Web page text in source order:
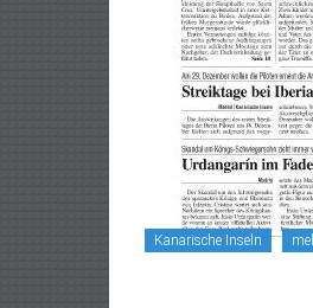
Kanarische Inseln